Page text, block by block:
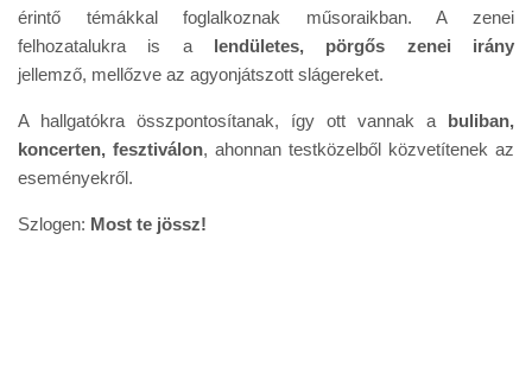
érintő témákkal foglalkoznak műsoraikban. A zenei
felhozatalukra is a lendületes, pörgős zenei irány
jellemző, mellőzve az agyonjátszott slágereket.
A hallgatókra összpontosítanak, így ott vannak a buliban,
koncerten, fesztiválon, ahonnan testközelből közvetítenek az
eseményekről.
Szlogen: Most te jössz!